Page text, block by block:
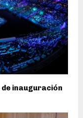
de inauguración